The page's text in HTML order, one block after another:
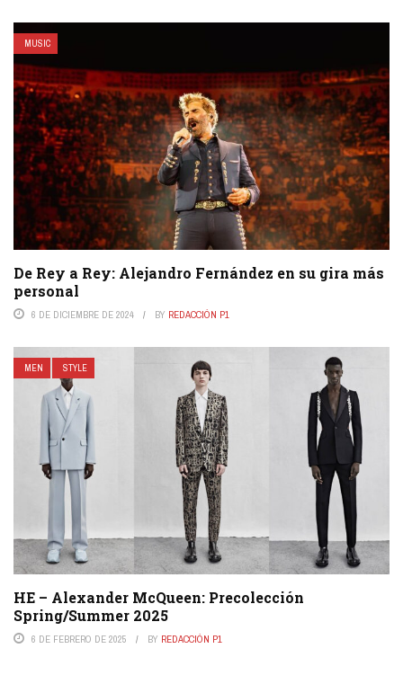
MUSIC
De Rey a Rey: Alejandro Fernández en su gira más
personal
6 DE DICIEMBRE DE 2024 BY REDACCIÓN P1
MEN STYLE
HE – Alexander McQueen: Precolección
Spring/Summer 2025
6 DE FEBRERO DE 2025 BY REDACCIÓN P1